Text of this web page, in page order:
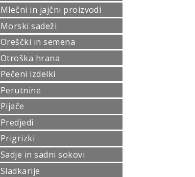
Mlečni in jajčni proizvodi
Morski sadeži
Oreščki in semena
Otroška hrana
Pečeni izdelki
Perutnine
Pijače
Predjedi
Prigrizki
Sadje in sadni sokovi
Sladkarije